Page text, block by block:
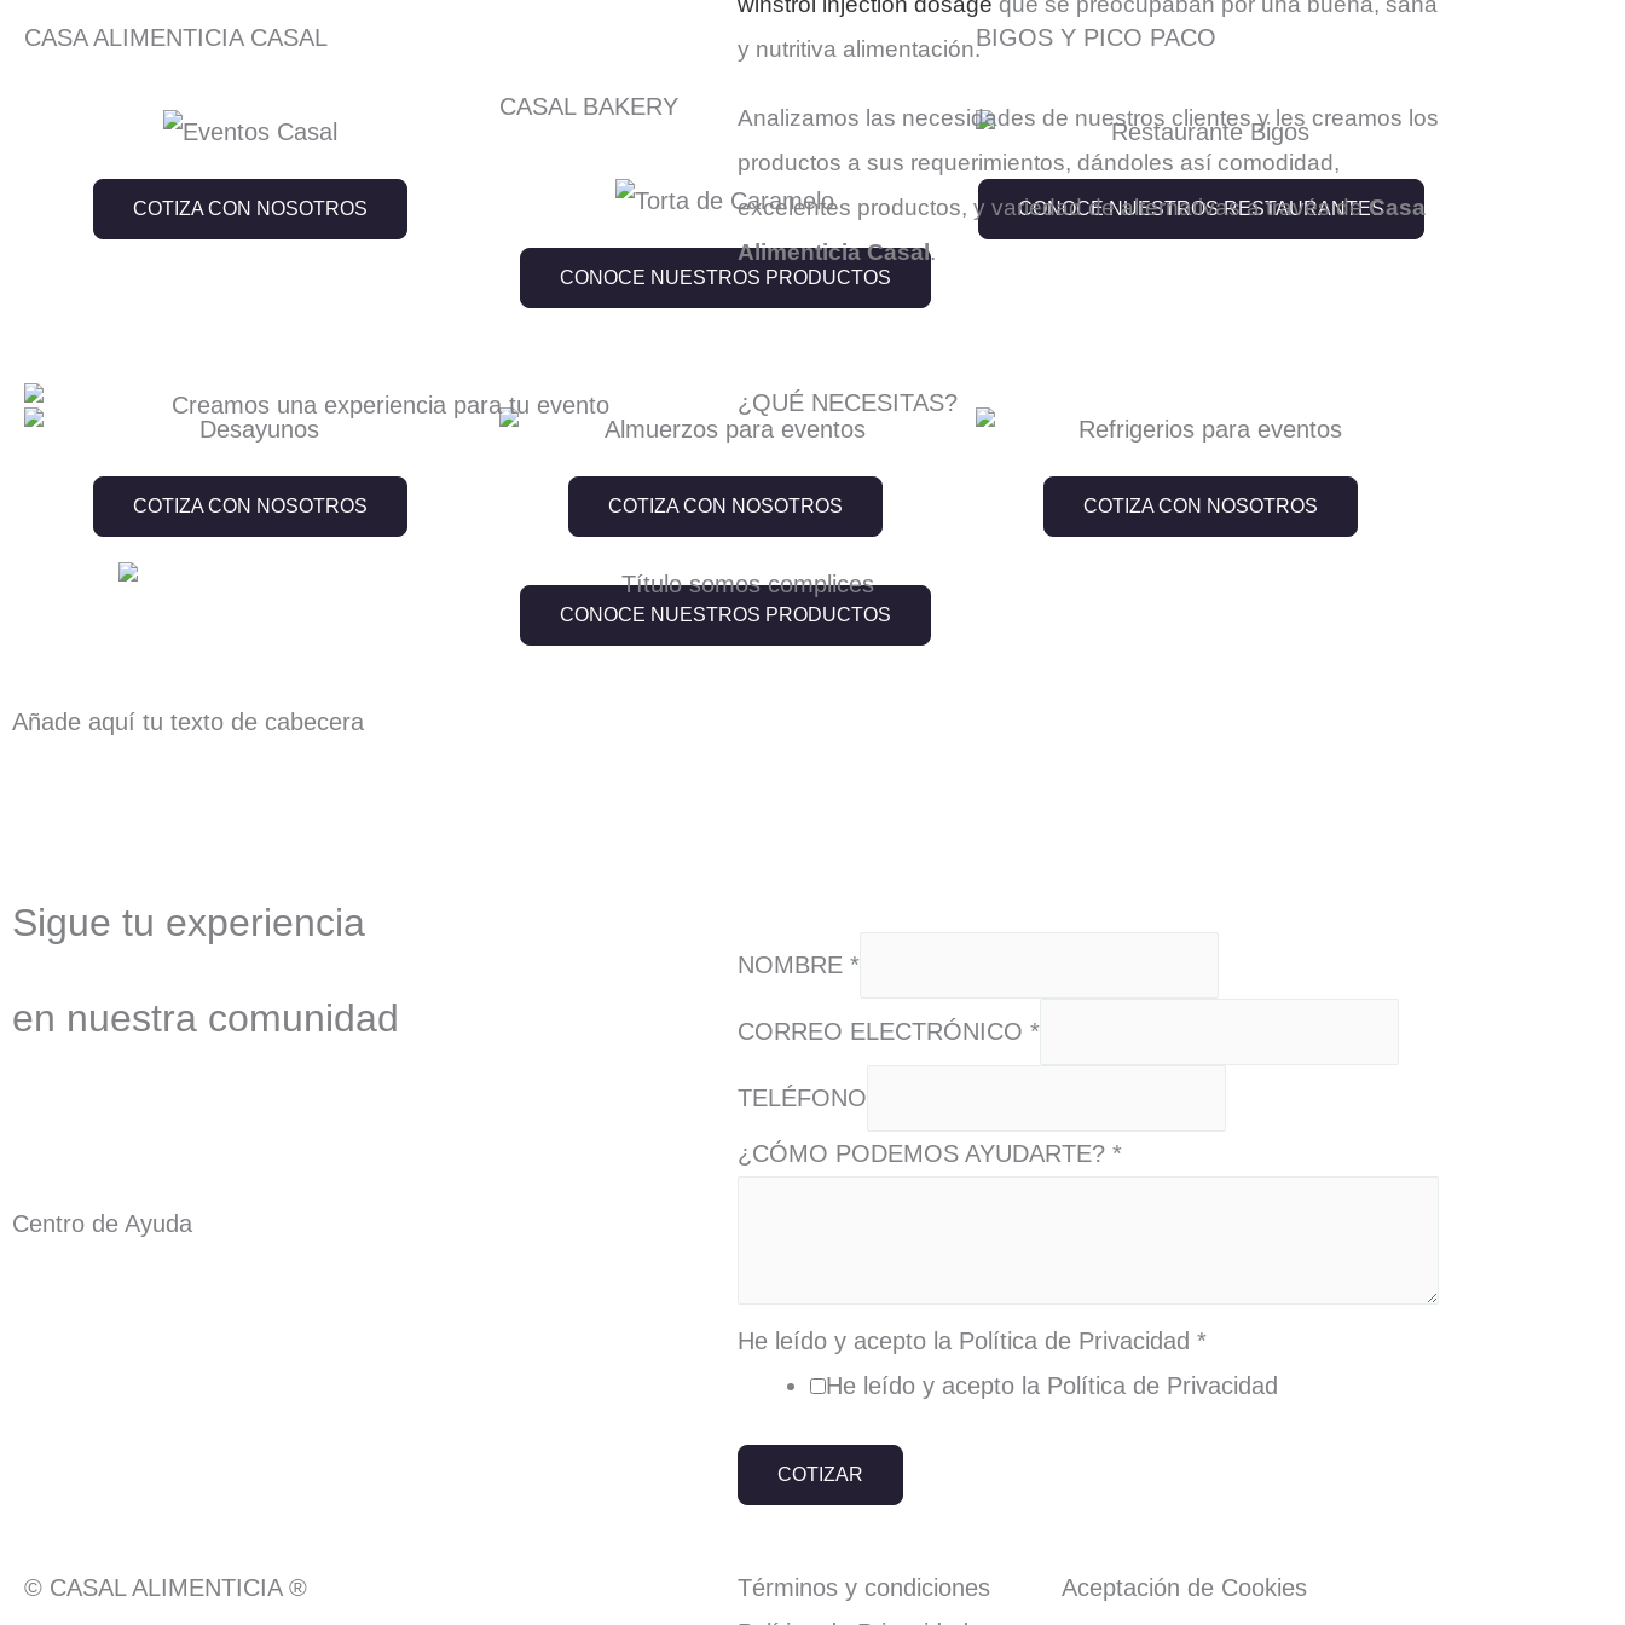
y nutritiva alimentación.
Analizamos las necesidades de nuestros clientes y les creamos los
productos a sus requerimientos, dándoles así comodidad,
excelentes productos, y variedad de alternativas a través deCasa
Alimenticia Casal.
CASA ALIMENTICIA CASAL
COTIZA CON NOSOTROS
CASAL BAKERY
CONOCE NUESTROS PRODUCTOS
BIGOS Y PICO PACO
CONOCE NUESTROS RESTAURANTES
¿QUÉ NECESITAS?
COTIZA CON NOSOTROS COTIZA CON NOSOTROS COTIZA CON NOSOTROS
CONOCE NUESTROS PRODUCTOS
Añade aquí tu texto de cabecera
Sigue tu experiencia
en nuestra comunidad
Centro de Ayuda
NOMBRE *
CORREO ELECTRÓNICO *
TELÉFONO
¿CÓMO PODEMOS AYUDARTE? *
He leído y acepto la Política de Privacidad *
He leído y acepto la Política de Privacidad
COTIZAR
© CASAL ALIMENTICIA ®
Términos y condiciones Aceptación de Cookies